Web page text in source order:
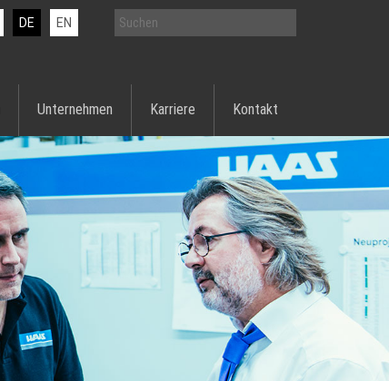
DE EN
Unternehmen Karriere Kontakt